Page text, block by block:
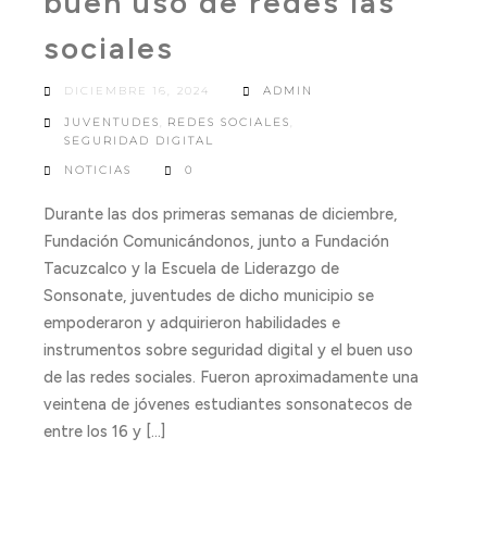
sociales
DICIEMBRE 16, 2024 ADMIN
JUVENTUDES REDES SOCIALES
SEGURIDAD DIGITAL
NOTICIAS 0
Durante las dos primeras semanas de diciembre,
Fundación Comunicándonos, junto a Fundación
Tacuzcalco y la Escuela de Liderazgo de
Sonsonate, juventudes de dicho municipio se
empoderaron y adquirieron habilidades e
instrumentos sobre seguridad digital y el buen uso
de las redes sociales. Fueron aproximadamente una
veintena de jóvenes estudiantes sonsonatecos de
entre los 16 y […]